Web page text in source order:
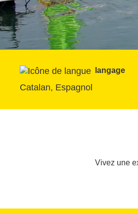
langage
Catalan, Espagnol
Vivez une